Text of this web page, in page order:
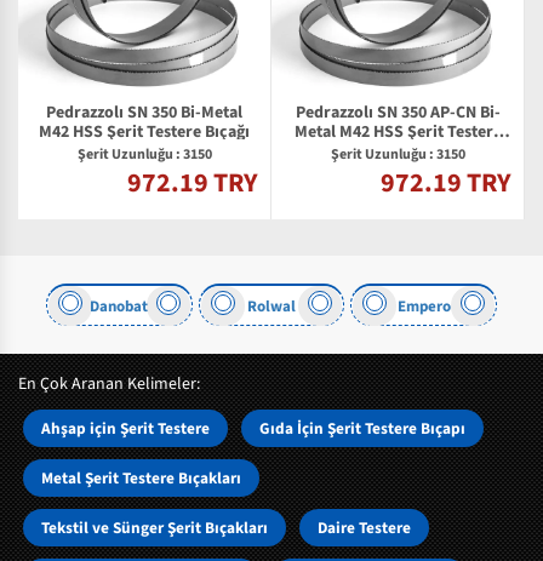
Pedrazzolı SN 350 Bi-Metal
M42 HSS Şerit Testere Bıçağı
Şerit Uzunluğu : 3150
972.19 TRY
Pedrazzolı SN 350 AP-CN Bi-
Metal M42 HSS Şerit Testere
Bıçağı
Şerit Uzunluğu : 3150
972.19 TRY
Danobat Rolwal Empero
En Çok Aranan Kelimeler:
Ahşap için Şerit Testere Gıda İçin Şerit Testere Bıçapı
Metal Şerit Testere Bıçakları
Tekstil ve Sünger Şerit Bıçakları Daire Testere